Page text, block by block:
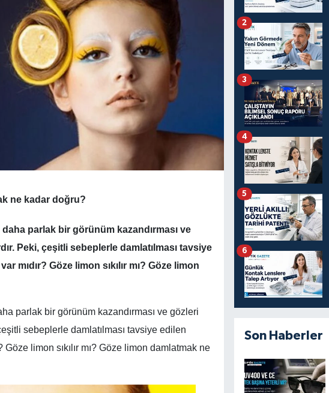
ne kadar doğru?
parlak bir görünüm kazandırması ve
Peki, çeşitli sebeplerle damlatılması tavsiye
mıdır? Göze limon sıkılır mı? Göze limon
parlak bir görünüm kazandırması ve gözleri
sebeplerle damlatılması tavsiye edilen
Göze limon sıkılır mı? Göze limon damlatmak ne
2
3
4
5
6
Son Haberler